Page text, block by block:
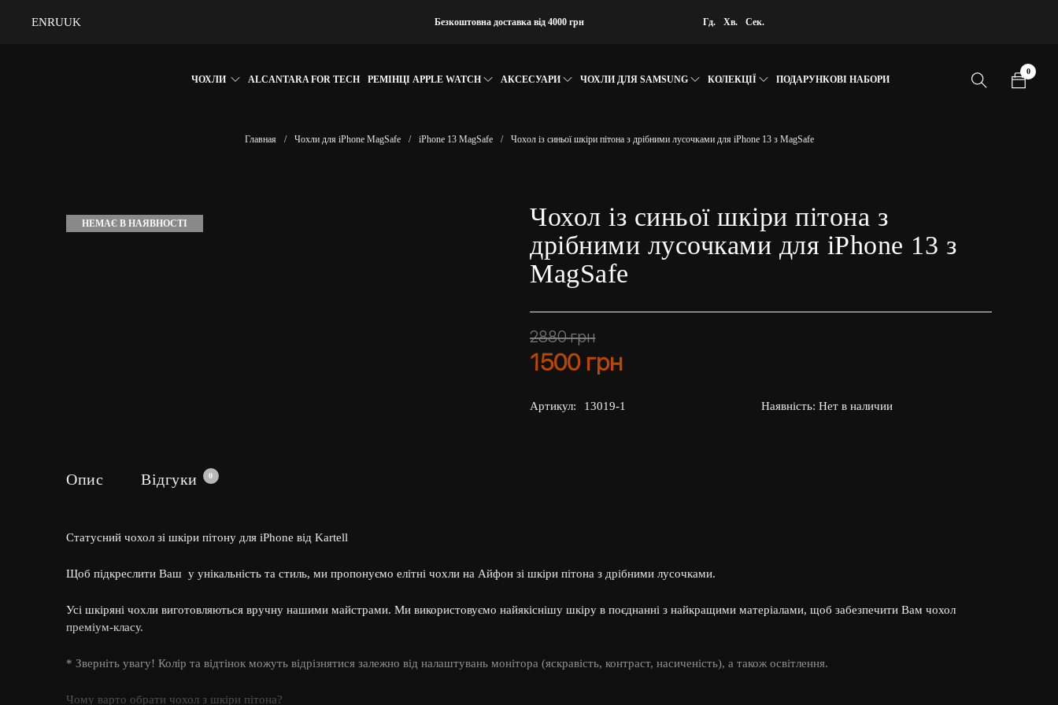
ENRUUK Безкоштовна доставка від 4000 грн Гд. Хв. Сек.
ЧОХЛИ ALCANTARA FOR TECH РЕМІНЦІ APPLE WATCH АКСЕСУАРИ ЧОХЛИ ДЛЯ SAMSUNG КОЛЕКЦІЇ ПОДАРУНКОВІ НАБОРИ
0
Главная / Чохли для iPhone MagSafe / iPhone 13 MagSafe / Чохол із синьої шкіри пітона з дрібними лусочками для iPhone 13 з MagSafe
НЕМАЄ В НАЯВНОСТІ
Чохол із синьої шкіри пітона з
дрібними лусочками для iPhone 13 з
MagSafe
2880грн
1500 грн
Артикул: 13019-1 Наявність: Нет в наличии
Опис Відгуки 0
Статусний чохол зі шкіри пітону для iPhone від Kartell
Щоб підкреслити Ваш у унікальність та стиль, ми пропонуємо елітні чохли на Айфон зі шкіри пітона з дрібними лусочками.
Усі шкіряні чохли виготовляються вручну нашими майстрами. Ми використовуємо найякіснішу шкіру в поєднанні з найкращими матеріалами, щоб забезпечити Вам чохол
преміум-класу.
* Зверніть увагу! Колір та відтінок можуть відрізнятися залежно від налаштувань монітора (яскравість, контраст, насиченість), а також освітлення.
Чому варто обрати чохол з шкіри пітона?